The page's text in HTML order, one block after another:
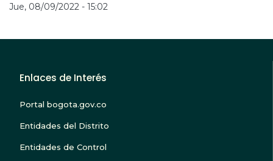
Jue, 08/09/2022 - 15:02
Enlaces de Interés
Portal bogota.gov.co
Entidades del Distrito
Entidades de Control